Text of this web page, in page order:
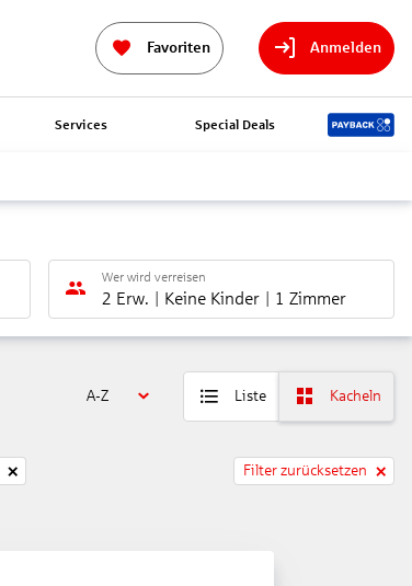
Favoriten Anmelden
Services Special Deals
Wer wird verreisen
2 Erw. Keine Kinder 1 Zimmer
A-Z Liste Kacheln
Filter zurücksetzen